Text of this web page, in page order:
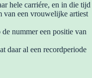
hele carriére, en in die tijd
van een vrouwelijke artiest
nummer een positie van
daar al een recordperiode